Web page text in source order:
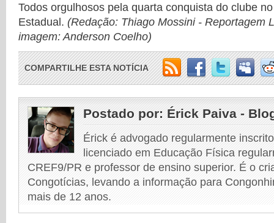
Todos orgulhosos pela quarta conquista do clube
Estadual. (Redação: Thiago Mossini - Reportagem
imagem: Anderson Coelho)
COMPARTILHE ESTA NOTÍCIA
Postado por: Érick Paiva -
Érick é advogado regularmente
licenciado em Educação Física
CREF9/PR e professor de ensino superior. É o
Congotícias, levando a informação para
mais de 12 anos.